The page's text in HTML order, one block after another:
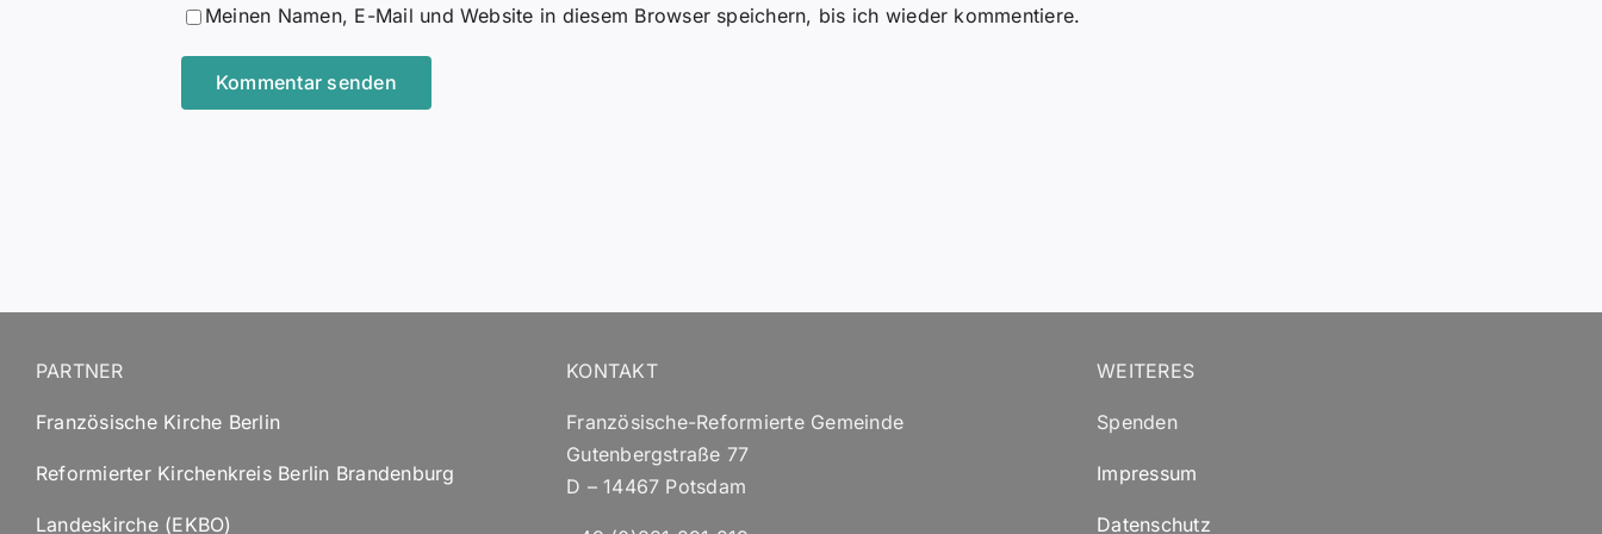
Meinen Namen, E-Mail und Website in diesem Browser speichern, bis ich wieder kommentiere.
PARTNER
Französische Kirche Berlin
Reformierter Kirchenkreis Berlin Brandenburg
Landeskirche (EKBO)
KONTAKT
Französische-Reformierte Gemeinde
Gutenbergstraße 77
D – 14467 Potsdam
WEITERES
Spenden
Impressum
Datenschutz